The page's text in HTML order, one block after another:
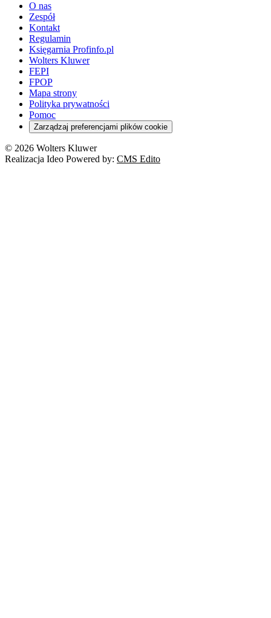
O nas
Zespół
Kontakt
Regulamin
Księgarnia Profinfo.pl
Wolters Kluwer
FEPI
FPOP
Mapa strony
Polityka prywatności
Pomoc
Zarządzaj preferencjami plików cookie
© 2026 Wolters Kluwer
Realizacja Ideo Powered by: CMS Edito